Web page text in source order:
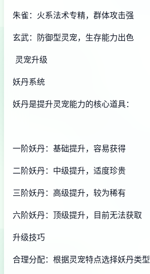
朱雀：火系法术专精，群体攻击强
玄武：防御型灵宠，生存能力出色
灵宠升级
妖丹系统
妖丹是提升灵宠能力的核心道具：
一阶妖丹：基础提升，容易获得
二阶妖丹：中级提升，适度珍贵
三阶妖丹：高级提升，较为稀有
六阶妖丹：顶级提升，目前无法获取
升级技巧
合理分配：根据灵宠特点选择妖丹类型